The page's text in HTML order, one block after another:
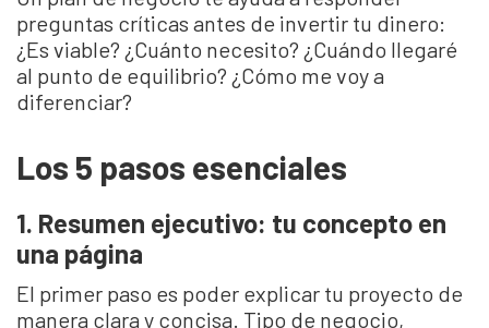
preguntas críticas antes de invertir tu dinero:
¿Es viable? ¿Cuánto necesito? ¿Cuándo llegaré
al punto de equilibrio? ¿Cómo me voy a
diferenciar?
Los 5 pasos esenciales
1. Resumen ejecutivo: tu concepto en
una página
El primer paso es poder explicar tu proyecto de
manera clara y concisa. Tipo de negocio,